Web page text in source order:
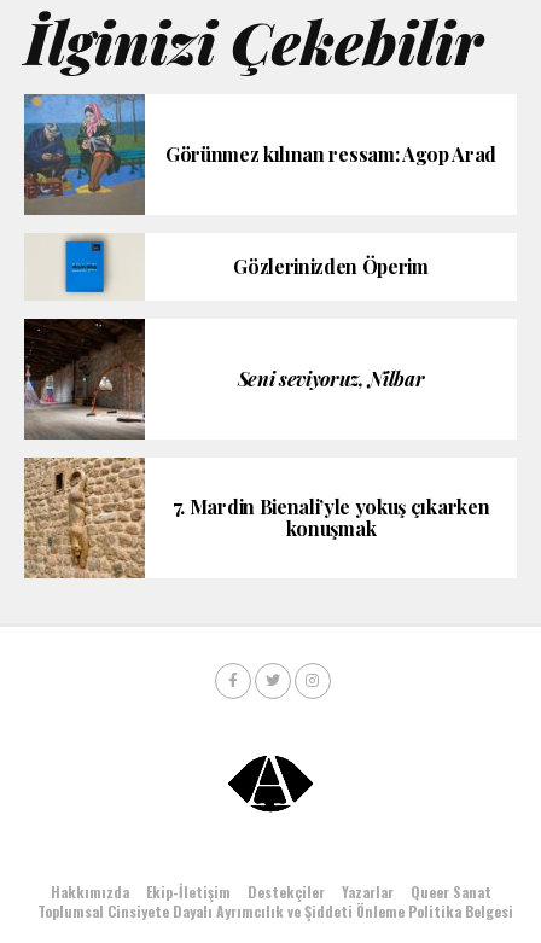
İlginizi Çekebilir
Görünmez kılınan ressam: Agop Arad
Gözlerinizden Öperim
Seni seviyoruz, Nilbar
7. Mardin Bienali’yle yokuş çıkarken
konuşmak
Hakkımızda Ekip-İletişim Destekçiler Yazarlar
Queer Sanat
Toplumsal Cinsiyete Dayalı Ayrımcılık ve Şiddeti Önleme Politika Belgesi